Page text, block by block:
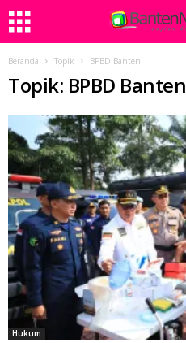
Beranda Topik BPBD Banten
Topik: BPBD Banten
Hukum